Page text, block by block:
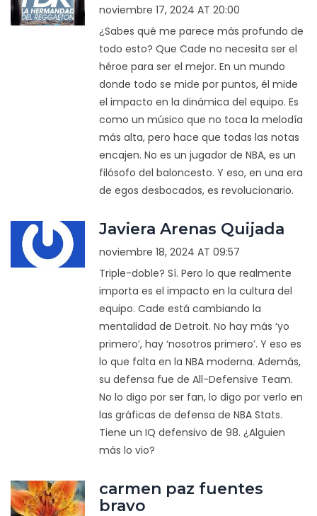
noviembre 17, 2024 AT 20:00
¿Sabes qué me parece más profundo de
todo esto? Que Cade no necesita ser el
héroe para ser el mejor. En un mundo
donde todo se mide por puntos, él mide
el impacto en la dinámica del equipo. Es
como un músico que no toca la melodía
más alta, pero hace que todas las notas
encajen. No es un jugador de NBA, es un
filósofo del baloncesto. Y eso, en una era
de egos desbocados, es revolucionario.
Javiera Arenas Quijada
noviembre 18, 2024 AT 09:57
Triple-doble? Sí. Pero lo que realmente
importa es el impacto en la cultura del
equipo. Cade está cambiando la
mentalidad de Detroit. No hay más ‘yo
primero’, hay ‘nosotros primero’. Y eso es
lo que falta en la NBA moderna. Además,
su defensa fue de All-Defensive Team.
No lo digo por ser fan, lo digo por verlo en
las gráficas de defensa de NBA Stats.
Tiene un IQ defensivo de 98. ¿Alguien
más lo vio?
carmen paz fuentes
bravo